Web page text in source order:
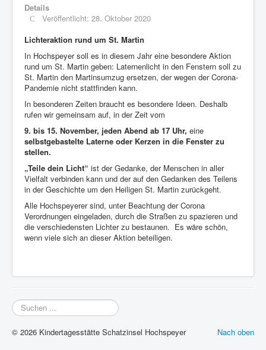
Förderverein
Hochspeyer
Details
Veröffentlicht: 28. Oktober 2020
Lichteraktion rund um St. Martin
In Hochspeyer soll es in diesem Jahr eine besondere Aktion
rund um St. Martin geben: Laternenlicht in den Fenstern soll zu
St. Martin den Martinsumzug ersetzen, der wegen der Corona-
Pandemie nicht stattfinden kann.
In besonderen Zeiten braucht es besondere Ideen. Deshalb
rufen wir gemeinsam auf, in der Zeit vom
9. bis 15. November, jeden Abend ab 17 Uhr, eine
selbstgebastelte Laterne oder Kerzen in die Fenster zu
stellen.
„Teile dein Licht“ ist der Gedanke, der Menschen in aller
Vielfalt verbinden kann und der auf den Gedanken des Teilens
in der Geschichte um den Heiligen St. Martin zurückgeht.
Alle Hochspeyerer sind, unter Beachtung der Corona
Verordnungen eingeladen, durch die Straßen zu spazieren und
die verschiedensten Lichter zu bestaunen. Es wäre schön,
wenn viele sich an dieser Aktion beteiligen.
Suchen
...
Nach oben
© 2026 Kindertagesstätte Schatzinsel Hochspeyer